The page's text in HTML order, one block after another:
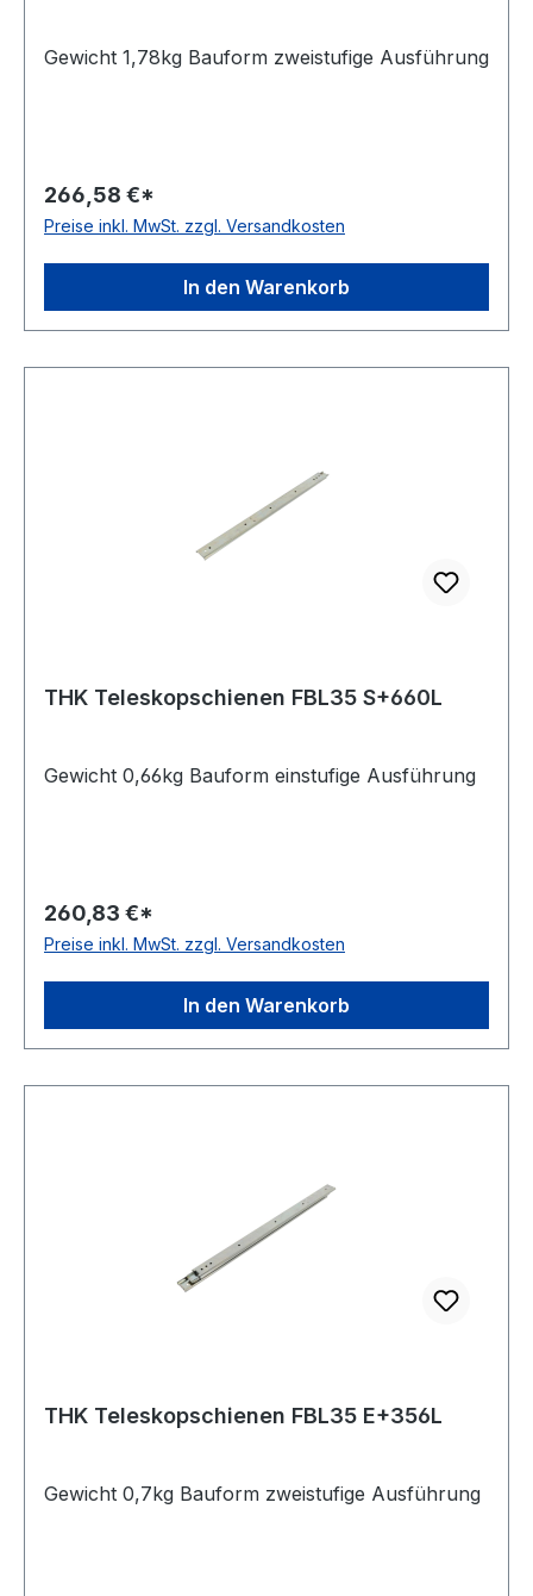
Gewicht 1,78kg Bauform zweistufige Ausführung
266,58 €*
Preise inkl. MwSt. zzgl. Versandkosten
In den Warenkorb
THK Teleskopschienen FBL35 S+660L
Gewicht 0,66kg Bauform einstufige Ausführung
260,83 €*
Preise inkl. MwSt. zzgl. Versandkosten
In den Warenkorb
THK Teleskopschienen FBL35 E+356L
Gewicht 0,7kg Bauform zweistufige Ausführung